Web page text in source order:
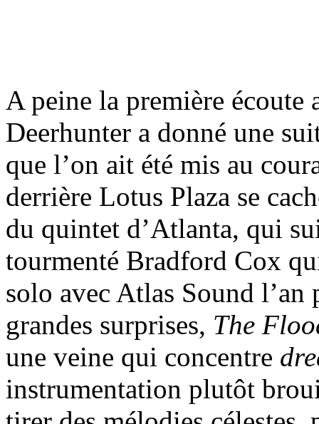
A peine la première écoute
Deerhunter a donné une
que l’on ait été mis au
derrière Lotus Plaza se
du quintet d’Atlanta, qui
tourmenté Bradford Cox
solo avec Atlas Sound l’an
grandes surprises, The
une veine qui concentre
instrumentation plutôt